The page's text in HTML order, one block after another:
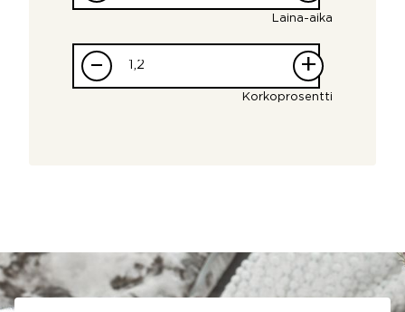
Laina-aika
– +
Korkoprosentti